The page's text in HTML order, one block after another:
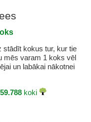
stādīt kokus tur, kur tie
mēs varam 1 koks vēl
un labākai nākotnei
koki